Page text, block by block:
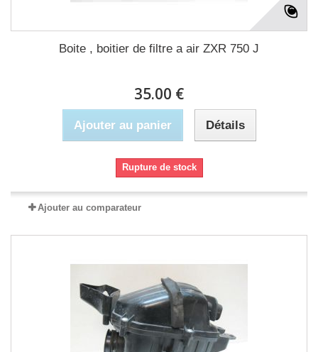
Boite , boitier de filtre a air ZXR 750 J
35.00 €
Ajouter au panier Détails
Rupture de stock
Ajouter au comparateur